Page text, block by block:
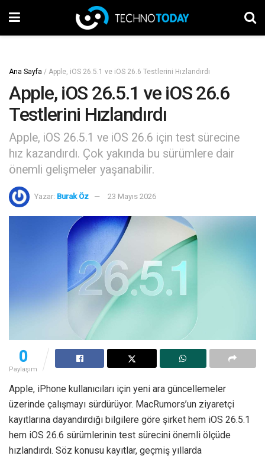
Ana Sayfa / Apple, iOS 26.5.1 ve iOS 26.6 Testlerini Hızlandırdı
Apple, iOS 26.5.1 ve iOS 26.6
Testlerini Hızlandırdı
Apple, iOS 26.5.1 ve iOS 26.6 için test sürecine
hız kazandırdı. Çok yakında bu sürümlere dair
önemli gelişmeler yaşanabilir.
Yazar: Burak Öz 23 Mayıs 2026
0
Paylaşım
Apple, iPhone kullanıcıları için yeni ara güncellemeler
üzerinde çalışmayı sürdürüyor. MacRumors’un ziyaretçi
kayıtlarına dayandırdığı bilgilere göre şirket hem iOS 26.5.1
hem iOS 26.6 sürümlerinin test sürecini önemli ölçüde
hızlandırdı. Söz konusu kayıtlar, geçmiş yıllarda